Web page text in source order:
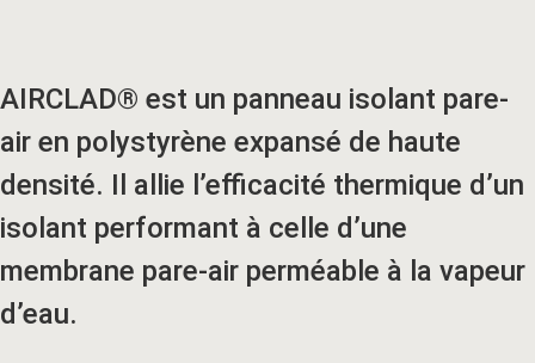
AIRCLAD® est un panneau isolant pare-
air en polystyrène expansé de haute
densité. Il allie l’efficacité thermique d’un
isolant performant à celle d’une
membrane pare-air perméable à la vapeur
d’eau.